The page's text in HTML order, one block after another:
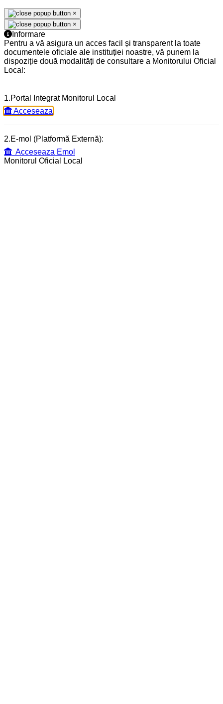
×
×
Informare
Pentru a vă asigura un acces facil și transparent la toate
documentele oficiale ale instituției noastre, vă punem la
dispoziție două modalități de consultare a Monitorului Oficial
Local:
1.Portal Integrat Monitorul Local
Acceseaza
2.E-mol (Platformă Externă):
Acceseaza Emol
Monitorul Oficial Local